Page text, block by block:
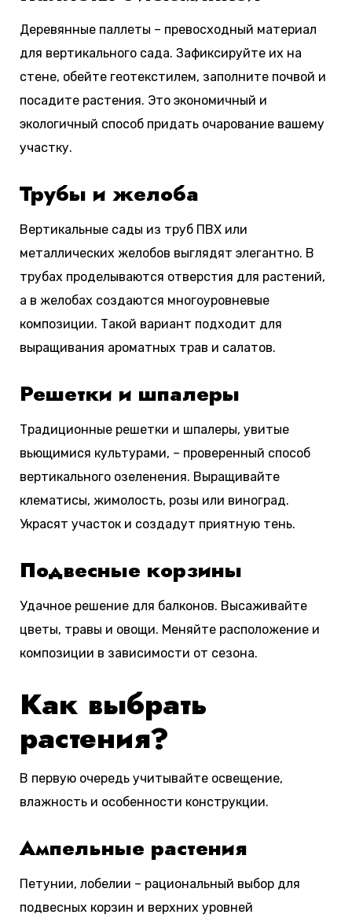
Деревянные паллеты – превосходный материал
для вертикального сада. Зафиксируйте их на
стене, обейте геотекстилем, заполните почвой и
посадите растения. Это экономичный и
экологичный способ придать очарование вашему
участку.
Трубы и желоба
Вертикальные сады из труб ПВХ или
металлических желобов выглядят элегантно. В
трубах проделываются отверстия для растений,
а в желобах создаются многоуровневые
композиции. Такой вариант подходит для
выращивания ароматных трав и салатов.
Решетки и шпалеры
Традиционные решетки и шпалеры, увитые
вьющимися культурами, – проверенный способ
вертикального озеленения. Выращивайте
клематисы, жимолость, розы или виноград.
Украсят участок и создадут приятную тень.
Подвесные корзины
Удачное решение для балконов. Высаживайте
цветы, травы и овощи. Меняйте расположение и
композиции в зависимости от сезона.
Как выбрать
растения?
В первую очередь учитывайте освещение,
влажность и особенности конструкции.
Ампельные растения
Петунии, лобелии – рациональный выбор для
подвесных корзин и верхних уровней